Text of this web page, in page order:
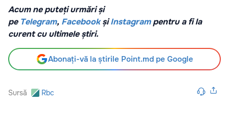
Acum ne puteți urmări și
pe Telegram, Facebook șiInstagrampentru a fi la
curent cu ultimele știri.
Abonați-vă la știrile Point.md pe Google
Sursă Rbc